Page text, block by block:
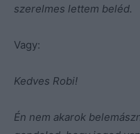
szerelmes lettem beléd.
Vagy:
Kedves Robi!
Én nem akarok